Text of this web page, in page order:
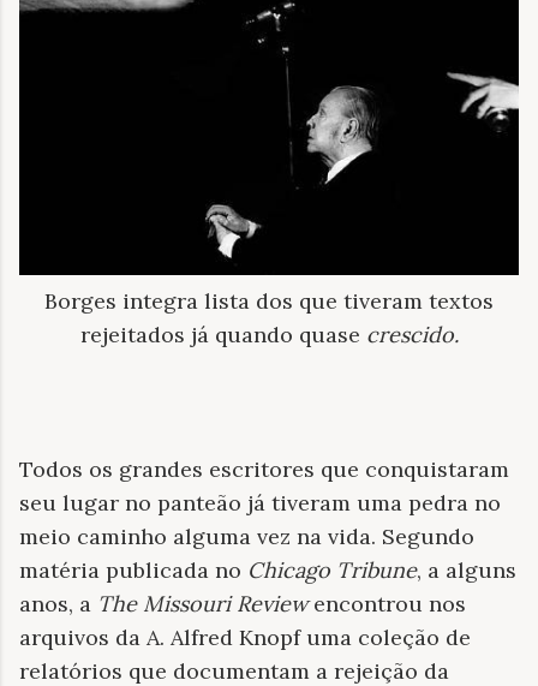
Borges integra lista dos que tiveram textos
rejeitados já quando quase crescido.
Todos os grandes escritores que conquistaram
seu lugar no panteão já tiveram uma pedra no
meio caminho alguma vez na vida. Segundo
matéria publicada no Chicago Tribune, a alguns
anos, a The Missouri Reviewencontrou nos
arquivos da A. Alfred Knopf uma coleção de
relatórios que documentam a rejeição da